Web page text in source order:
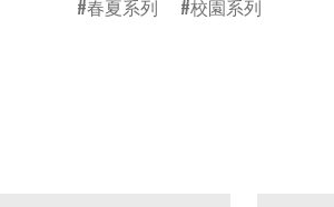
春夏系列
校園系列